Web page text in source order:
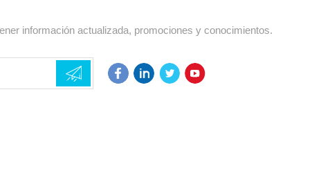
información actualizada, promociones y conocimientos.